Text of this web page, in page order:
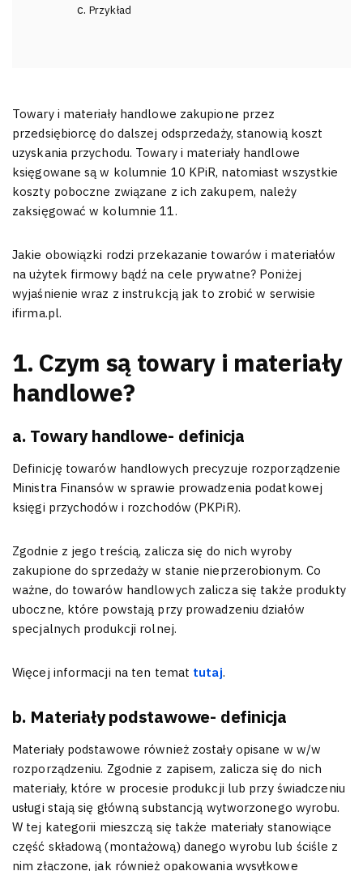
Przykład
Towary i materiały handlowe zakupione przez
przedsiębiorcę do dalszej odsprzedaży, stanowią koszt
uzyskania przychodu. Towary i materiały handlowe
księgowane są w kolumnie 10 KPiR, natomiast wszystkie
koszty poboczne związane z ich zakupem, należy
zaksięgować w kolumnie 11.
Jakie obowiązki rodzi przekazanie towarów i materiałów
na użytek firmowy bądź na cele prywatne? Poniżej
wyjaśnienie wraz z instrukcją jak to zrobić w serwisie
ifirma.pl.
1. Czym są towary i materiały
handlowe?
a. Towary handlowe- definicja
Definicję towarów handlowych precyzuje rozporządzenie
Ministra Finansów w sprawie prowadzenia podatkowej
księgi przychodów i rozchodów (PKPiR).
Zgodnie z jego treścią, zalicza się do nich wyroby
zakupione do sprzedaży w stanie nieprzerobionym. Co
ważne, do towarów handlowych zalicza się także produkty
uboczne, które powstają przy prowadzeniu działów
specjalnych produkcji rolnej.
Więcej informacji na ten temat tutaj.
b. Materiały podstawowe- definicja
Materiały podstawowe również zostały opisane w w/w
rozporządzeniu. Zgodnie z zapisem, zalicza się do nich
materiały, które w procesie produkcji lub przy świadczeniu
usługi stają się główną substancją wytworzonego wyrobu.
W tej kategorii mieszczą się także materiały stanowiące
część składową (montażową) danego wyrobu lub ściśle z
nim złączone, jak również opakowania wysyłkowe